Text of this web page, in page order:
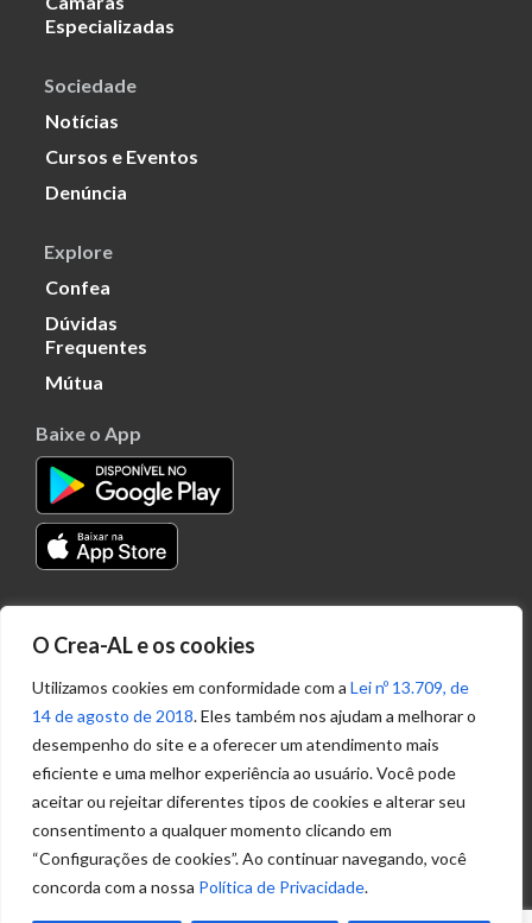
O Crea-AL e os cookies
Utilizamos cookies em conformidade com a Lei nº 13.709, de
14 de agosto de 2018. Eles também nos ajudam a melhorar o
desempenho do site e a oferecer um atendimento mais
eficiente e uma melhor experiência ao usuário. Você pode
aceitar ou rejeitar diferentes tipos de cookies e alterar seu
consentimento a qualquer momento clicando em
“Configurações de cookies”. Ao continuar navegando, você
concorda com a nossa Política de Privacidade.
Especializadas
Sociedade
Notícias
Cursos e Eventos
Denúncia
Explore
Confea
Dúvidas
Frequentes
Mútua
Baixe o App
Transparência
Portal
Acesso à
Informação
Política de
Privacidade de
Ouvidoria
(82) 2123 0864